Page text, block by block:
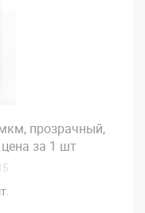
прозрачный,
за 1 шт